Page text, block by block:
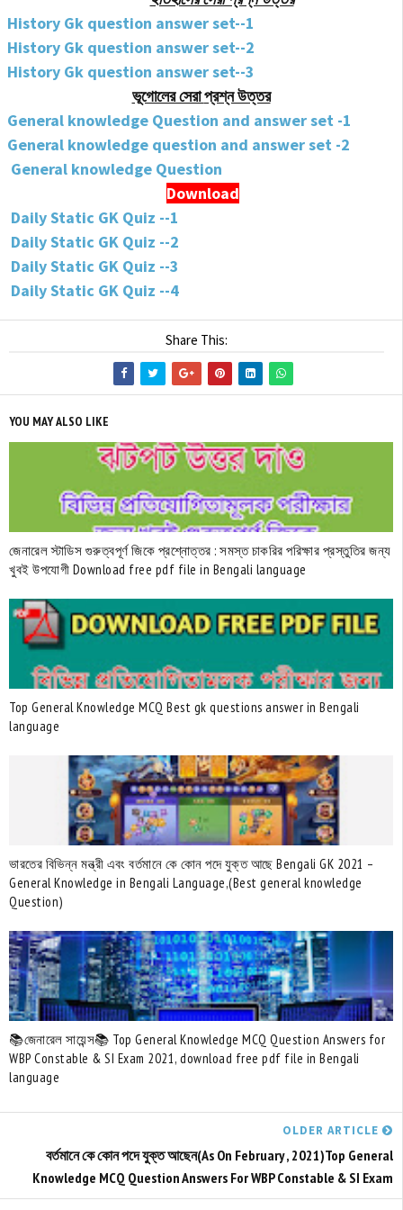
History Gk question answer set--1
History Gk question answer set--2
History Gk question answer set--3
ভূগোলের সেরাপ্রশ্ন উত্তর
General knowledge Question and answer set -1
General knowledge question and answer set -2
General knowledge Question
Download
Daily Static GK Quiz --1
Daily Static GK Quiz --2
Daily Static GK Quiz --3
Daily Static GK Quiz --4
Share This:
YOU MAY ALSO LIKE
জেনারেল স্টাডিস গুরুত্বপূর্ণ জিকে প্রশ্নোত্তর : সমস্ত চাকরির পরিক্ষার প্রস্তুতির জন্য
খুবই উপযোগী Download free pdf file in Bengali language
Top General Knowledge MCQ Best gk questions answer in Bengali
language
ভারতের বিভিন্ন মন্ত্রী এবং বর্তমানে কে কোন পদে যুক্ত আছে Bengali GK 2021 –
General Knowledge in Bengali Language,(Best general knowledge
Question)
📚জেনারেল সায়েন্স📚 Top General Knowledge MCQ Question Answers for
WBP Constable & SI Exam 2021, download free pdf file in Bengali
language
OLDER ARTICLE
বর্তমানে কে কোন পদে যুক্ত আছেন(As On February , 2021)Top General
Knowledge MCQ Question Answers For WBP Constable & SI Exam